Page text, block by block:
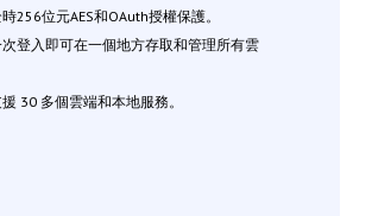
256位元AES和OAuth授權保護。
登入即可在一個地方存取和管理所有雲
30 多個雲端和本地服務。